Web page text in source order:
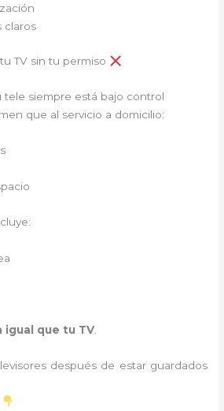
claros
TV sin tu permiso
tele siempre está bajo control
que al servicio a domicilio:
igual que tu TV.
después de estar guardados